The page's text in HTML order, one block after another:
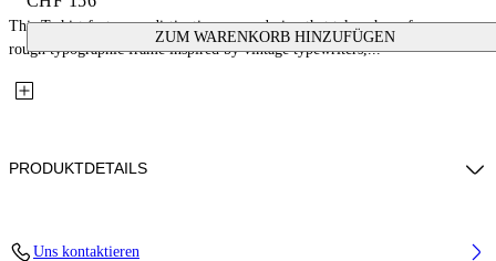
ZUM WARENKORB HINZUFÜGEN
This T-shirt features a distinctive arrow design that takes shape from a
rough typographic frame inspired by vintage typewriters,...
PRODUKTDETAILS
Uns kontaktieren